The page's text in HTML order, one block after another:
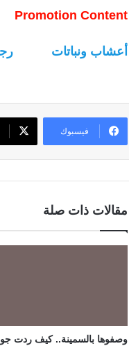
Promotion Content
أعشاب ونباتات
فيسبوك
مقالات ذات صلة
وصفوها بالسمينة.. كيف ردت